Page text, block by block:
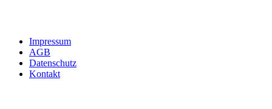
Impressum
AGB
Datenschutz
Kontakt